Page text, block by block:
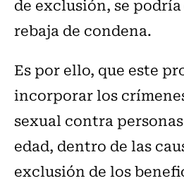
de exclusión, se
rebaja de condena.
Es por ello, que este
incorporar los
sexual contra
edad, dentro de las
exclusión de los